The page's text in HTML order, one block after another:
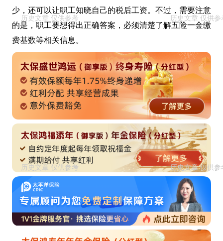
少，还可以让职工知晓自己的税后工资。不过，需要注意
的是，职工要想得出正确答案，必须清楚了解五险一金缴
费基数等相关信息。